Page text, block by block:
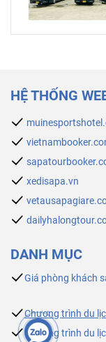
HỆ THỐNG
xedisapa.vn
DANH MỤC
Giá phòng khách
Chương trình du
Chương trình du